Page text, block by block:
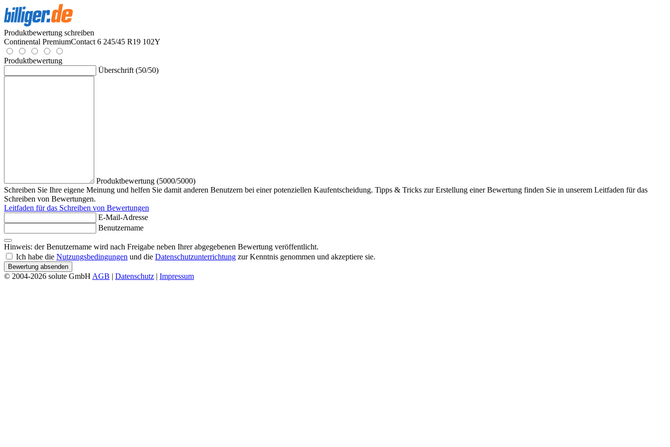
Produktbewertung schreiben
Continental PremiumContact 6 245/45 R19 102Y
Produktbewertung
Überschrift (50/50)
Produktbewertung (5000/5000)
Schreiben Sie Ihre eigene Meinung und helfen Sie damit anderen Benutzern bei einer potenziellen Kaufentscheidung. Tipps & Tricks zur Erstellung einer Bewertung finden Sie in unserem Leitfaden für das
Schreiben von Bewertungen.
Leitfaden für das Schreiben von Bewertungen
E-Mail-Adresse
Benutzername
Hinweis: der Benutzername wird nach Freigabe neben Ihrer abgegebenen Bewertung veröffentlicht.
Ich habe die Nutzungsbedingungen und die Datenschutzunterrichtung zur Kenntnis genommen und akzeptiere sie.
Bewertung absenden
© 2004-2026 solute GmbH AGB | Datenschutz | Impressum